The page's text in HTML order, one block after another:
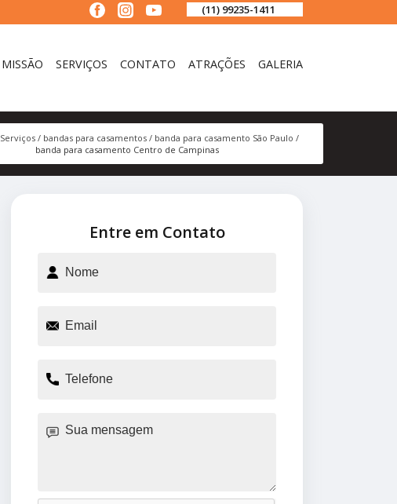
(11) 99235-1411
MISSÃO SERVIÇOS CONTATO ATRAÇÕES GALERIA
Serviços bandas para casamentos
banda para casamento São Paulo
banda para casamento Centro de Campinas
Entre em Contato